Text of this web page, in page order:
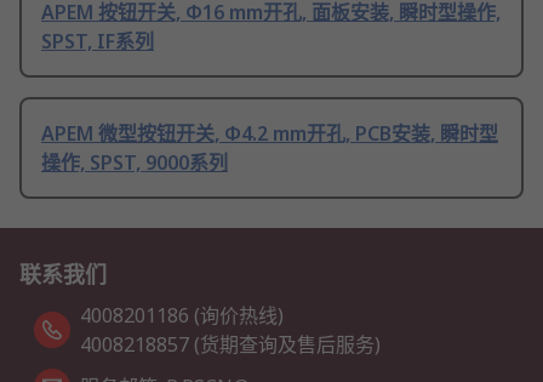
APEM 按钮开关, Φ16 mm开孔, 面板安装, 瞬时型操作,
SPST, IF系列
APEM 微型按钮开关, Φ4.2 mm开孔, PCB安装, 瞬时型
操作, SPST, 9000系列
联系我们
4008201186 (询价热线)
4008218857 (货期查询及售后服务)